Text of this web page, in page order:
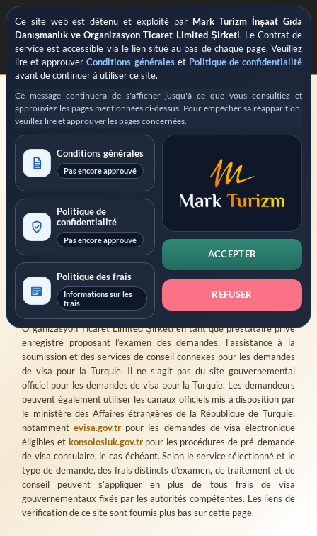
Ce site web est détenu et exploité par Mark Turizm İnşaat Gıda
Danışmanlık ve Organizasyon Ticaret Limited Şirketi. Le Contrat de
service est accessible via le lien situé au bas de chaque page. Veuillez
lire et approuverConditions généraleset Politique de confidentialité
avant de continuer à utiliser ce site.
Ce message continuera de s'afficher jusqu'à ce que vous consultiez et
approuviez les pages mentionnées ci-dessus. Pour empêcher sa réapparition,
veuillez lire et approuver les pages concernées.
ACCEPTER
REFUSER
Conditions générales
Pas encore approuvé
Politique de
confidentialité
Pas encore approuvé
Politique des frais
Informations sur les
frais
ASSISTANCE PRIVÉE ENREGISTRÉE POUR LES DEMANDES DE VISA
Exploité par Mark Turizm
Prestataire de services enregistré
Plateforme officielle : konsolosluk.gov.tr
Réduire l’avertissement
Ce site est exploité parMark Turizm İnşaat Gıda Danışmanlık ve
Organizasyon Ticaret Limited Şirketien tant que prestataire privé
enregistré proposant l’examen des demandes, l’assistance à la
soumission et des services de conseil connexes pour les demandes
de visa pour la Turquie. Il ne s’agit pas du site gouvernemental
officiel pour les demandes de visa pour la Turquie. Les demandeurs
peuvent également utiliser les canaux officiels mis à disposition par
le ministère des Affaires étrangères de la République de Turquie,
notammentevisa.gov.tr pour les demandes de visa électronique
éligibles et konsolosluk.gov.trpour les procédures de pré-demande
de visa consulaire, le cas échéant. Selon le service sélectionné et le
type de demande, des frais distincts d’examen, de traitement et de
conseil peuvent s’appliquer en plus de tous frais de visa
gouvernementaux fixés par les autorités compétentes. Les liens de
vérification de ce site sont fournis plus bas sur cette page.